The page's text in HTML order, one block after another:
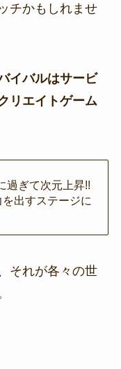
チかもしれませ
イバルはサービ
リエイトゲーム
過ぎて次元上昇!!
出すステージに
それが各々の世